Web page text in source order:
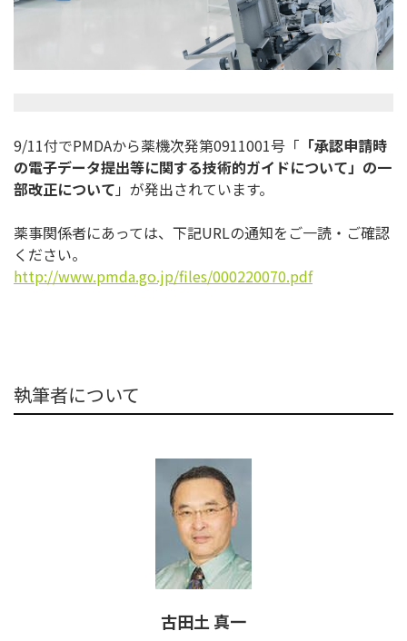
9/11付でPMDAから薬機次発第0911001号「 「承認申請時
の電子データ提出等に関する技術的ガイドについて」 の一
部改正について 」が発出されています。
薬事関係者にあっては、下記URLの通知をご一読・ ご確認
ください。
http://www.pmda.go.jp/files/000220070.pdf
執筆者について
古田土 真一